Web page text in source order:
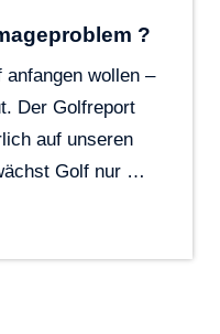
?
wollen –
Der Golfreport
auf unseren
Golf nur …